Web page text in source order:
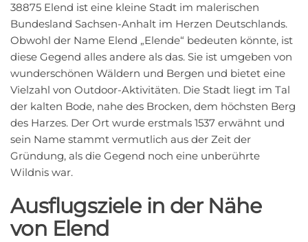
38875 Elend ist eine kleine Stadt im malerischen
Bundesland Sachsen-Anhalt im Herzen Deutschlands.
Obwohl der Name Elend „Elende“ bedeuten könnte, ist
diese Gegend alles andere als das. Sie ist umgeben von
wunderschönen Wäldern und Bergen und bietet eine
Vielzahl von Outdoor-Aktivitäten. Die Stadt liegt im Tal
der kalten Bode, nahe des Brocken, dem höchsten Berg
des Harzes. Der Ort wurde erstmals 1537 erwähnt und
sein Name stammt vermutlich aus der Zeit der
Gründung, als die Gegend noch eine unberührte
Wildnis war.
Ausflugsziele in der Nähe
von Elend